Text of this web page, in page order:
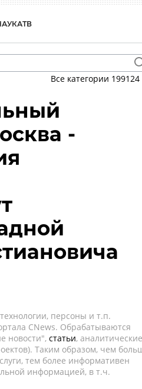
ТВ
Все категории 199124
-
персоны и т.п.
CNews. Обрабатываются
новости", статьи, аналитические
Таким образом, чем
тем более информативен
информацией, в т.ч.